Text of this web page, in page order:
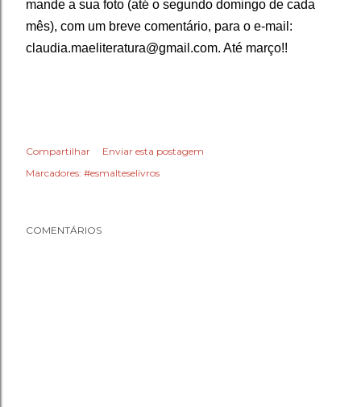
mande a sua foto (até o segundo domingo de cada
mês), com um breve comentário, para o e-mail:
claudia.maeliteratura@gmail.com. Até março!!
Compartilhar
Enviar esta postagem
Marcadores: #esmalteselivros
COMENTÁRIOS